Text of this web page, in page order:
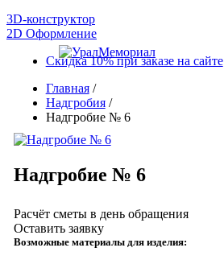
3D-конструктор
2D Оформление
Скидка 10% при заказе на сайте
Главная /
Надгробия /
Надгробие № 6
Надгробие № 6
Расчёт сметы в день обращения
Оставить заявку
Возможные материалы для изделия: